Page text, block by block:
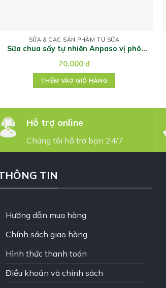
SỮA & CÁC SẢN PHẨM TỪ SỮA
Sữa chua sấy tự nhiên Anpaso vị phô
70.000 đ
THÊM VÀO GIỎ HÀNG
Hỗ trợ online
Chúng tôi hỗ trợ bạn 24/7
TIN
Hướng dẫn mua hàng
Chính sách giao hàng
Hình thức thanh toán
Điều khoản và chính sách